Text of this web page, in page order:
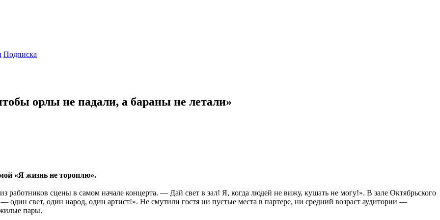
Подписка
орлы не падали, а бараны не летали»
«Я жизнь не тороплю».
работников сцены в самом начале концерта. — Дай свет в зал! Я, когда людей не вижу, кушать не могу!». В зале Октябрьского
один свет, один народ, один артист!». Не смутили гостя ни пустые места в партере, ни средний возраст аудитории —
пары.